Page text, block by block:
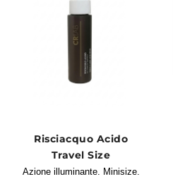
Risciacquo Acido
Travel Size
Azione illuminante. Minisize.